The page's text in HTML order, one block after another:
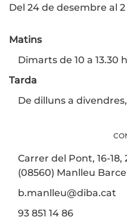
Del 24 de desembre al
Matins
Dimarts de 10 a 13.30 h
Tarda
De dilluns a
Carrer del Pont, 16-18,
(08560) Manlleu
b.manlleu@diba.cat
93 851 14 86